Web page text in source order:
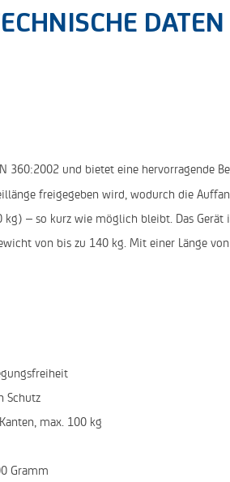
DATEN
360:2002 und bietet eine hervorragende
freigegeben wird, wodurch die
– so kurz wie möglich bleibt. Das
von bis zu 140 kg. Mit einer Länge
Schutz
max. 100 kg
Gramm